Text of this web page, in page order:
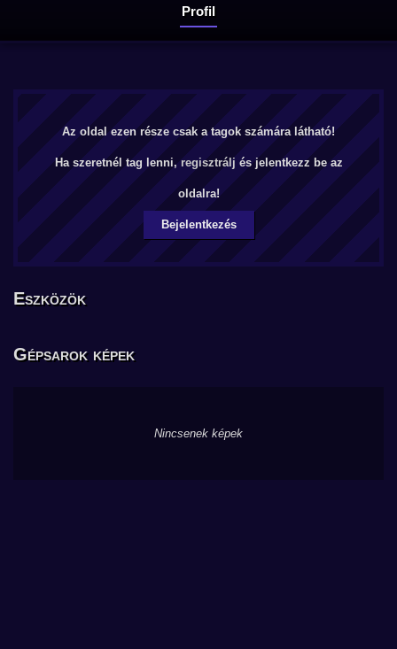
Profil
Az oldal ezen része csak a tagok számára látható!
Ha szeretnél tag lenni, regisztrálj és jelentkezz be az
oldalra!
Bejelentkezés
Eszközök
Gépsarok képek
Nincsenek képek